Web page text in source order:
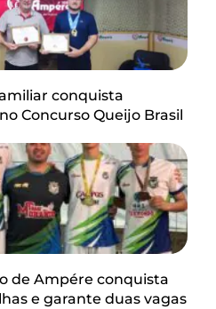
conquista
Concurso Queijo Brasil
de Ampére conquista
e garante duas vagas